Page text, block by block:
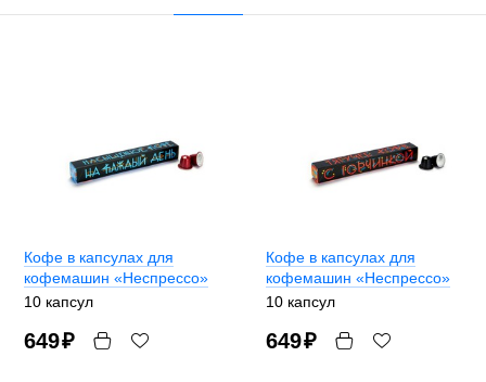
Кофе в капсулах для
кофемашин «Неспрессо»
10 капсул
649₽
Кофе в капсулах для
кофемашин «Неспрессо»
10 капсул
649₽